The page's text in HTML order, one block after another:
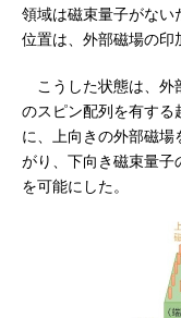
領域は磁束量子がない
位置は、外部磁場の印
こうした状態は、外
のスピン配列を有する
に、上向きの外部磁
がり、下向き磁束量子
を可能にした。